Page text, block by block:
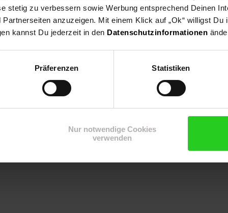
stetig zu verbessern sowie Werbung entsprechend Deinen
anzuzeigen. Mit einem Klick auf „Ok“ willigst Du
kannst Du jederzeit in den Datenschutzinformationen
Präferenzen Statistiken
Nur notwendige Cookies
verwenden